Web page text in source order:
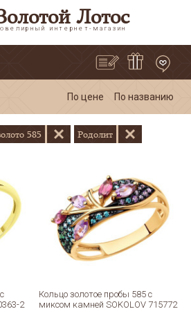
Лотос
интернет-магазин
По цене По названию
585 Родолит
2
Кольцо золотое пробы 585 с
миксом камней SOKOLOV 715772